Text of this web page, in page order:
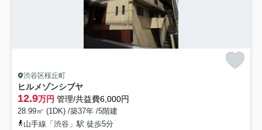
渋谷区桜丘町
ヒルメゾンシブヤ
12.9万円 管理/共益費6,000円
28.99㎡ (1DK) /築37年 /5階建
山手線「渋谷」駅 徒歩5分